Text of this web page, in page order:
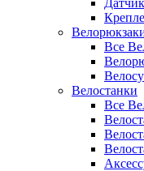
Все
Велостанки
Все